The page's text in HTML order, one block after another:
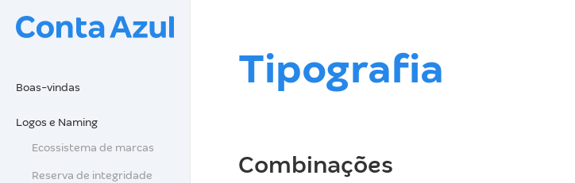
Boas-vindas
Logos e Naming
Ecossistema de marcas
Reserva de integridade
Tipografia
Combinações